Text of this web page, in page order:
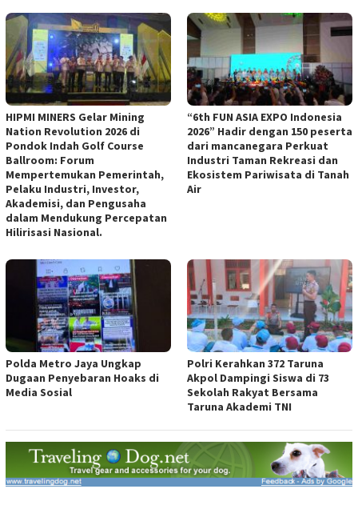
HIPMI MINERS Gelar Mining
Nation Revolution 2026 di
Pondok Indah Golf Course
Ballroom: Forum
Mempertemukan Pemerintah,
Pelaku Industri, Investor,
Akademisi, dan Pengusaha
dalam Mendukung Percepatan
Hilirisasi Nasional.
“6th FUN ASIA EXPO Indonesia
2026” Hadir dengan 150 peserta
dari mancanegara Perkuat
Industri Taman Rekreasi dan
Ekosistem Pariwisata di Tanah
Air
Polda Metro Jaya Ungkap
Dugaan Penyebaran Hoaks di
Media Sosial
Polri Kerahkan 372 Taruna
Akpol Dampingi Siswa di 73
Sekolah Rakyat Bersama
Taruna Akademi TNI